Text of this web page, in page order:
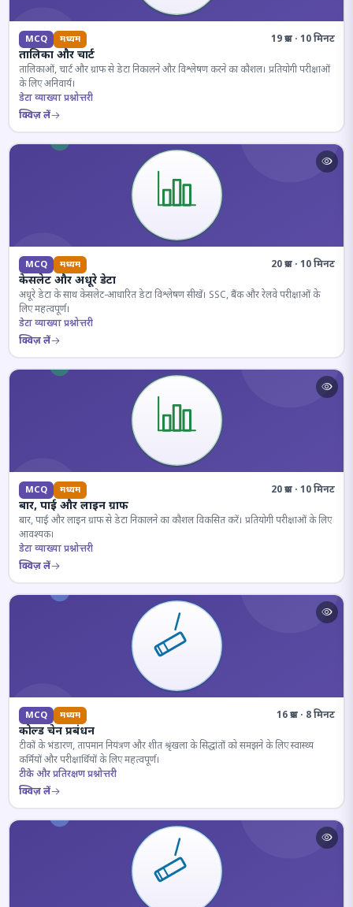
MCQ मध्यम 19 प्रश्न · 10 मिनट
तालिका और चार्ट
तालिकाओं, चार्ट और ग्राफ से डेटा निकालने और विश्लेषण करने का कौशल। प्रतियोगी परीक्षाओं
के लिए अनिवार्य।
डेटा व्याख्या प्रश्नोत्तरी
क्विज़ लें
MCQ मध्यम 20 प्रश्न · 10 मिनट
केसलेट और अधूरे डेटा
अधूरे डेटा के साथ केसलेट-आधारित डेटा विश्लेषण सीखें। SSC, बैंक और रेलवे परीक्षाओं के
लिए महत्वपूर्ण।
डेटा व्याख्या प्रश्नोत्तरी
क्विज़ लें
MCQ मध्यम 20 प्रश्न · 10 मिनट
बार, पाई और लाइन ग्राफ
बार, पाई और लाइन ग्राफ से डेटा निकालने का कौशल विकसित करें। प्रतियोगी परीक्षाओं के लिए
आवश्यक।
डेटा व्याख्या प्रश्नोत्तरी
क्विज़ लें
MCQ मध्यम 16 प्रश्न · 8 मिनट
कोल्ड चेन प्रबंधन
टीकों के भंडारण, तापमान नियंत्रण और शीत श्रृंखला के सिद्धांतों को समझने के लिए स्वास्थ्य
कर्मियों और परीक्षार्थियों के लिए महत्वपूर्ण।
टीके और प्रतिरक्षण प्रश्नोत्तरी
क्विज़ लें